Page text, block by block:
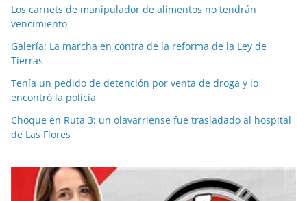
Los carnets de manipulador de alimentos no tendrán
vencimiento
Galería: La marcha en contra de la reforma de la Ley de
Tierras
Tenía un pedido de detención por venta de droga y lo
encontró la policía
Choque en Ruta 3: un olavarriense fue trasladado al hospital
de Las Flores